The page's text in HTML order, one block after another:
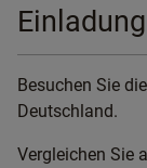
Besuchen Sie
Deutschland.
Vergleichen Sie